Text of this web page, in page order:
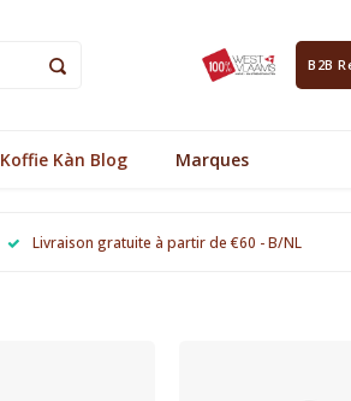
B2B
Koffie Kàn Blog Marques
Livraison gratuite à partir de €60 - B/NL